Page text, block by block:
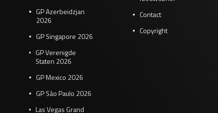
GP Azerbeidzjan
2026
GP Singapore 2026
GP Verenigde
Staten 2026
GP Mexico 2026
GP São Paulo 2026
Las Vegas Grand
Contact
Copyright